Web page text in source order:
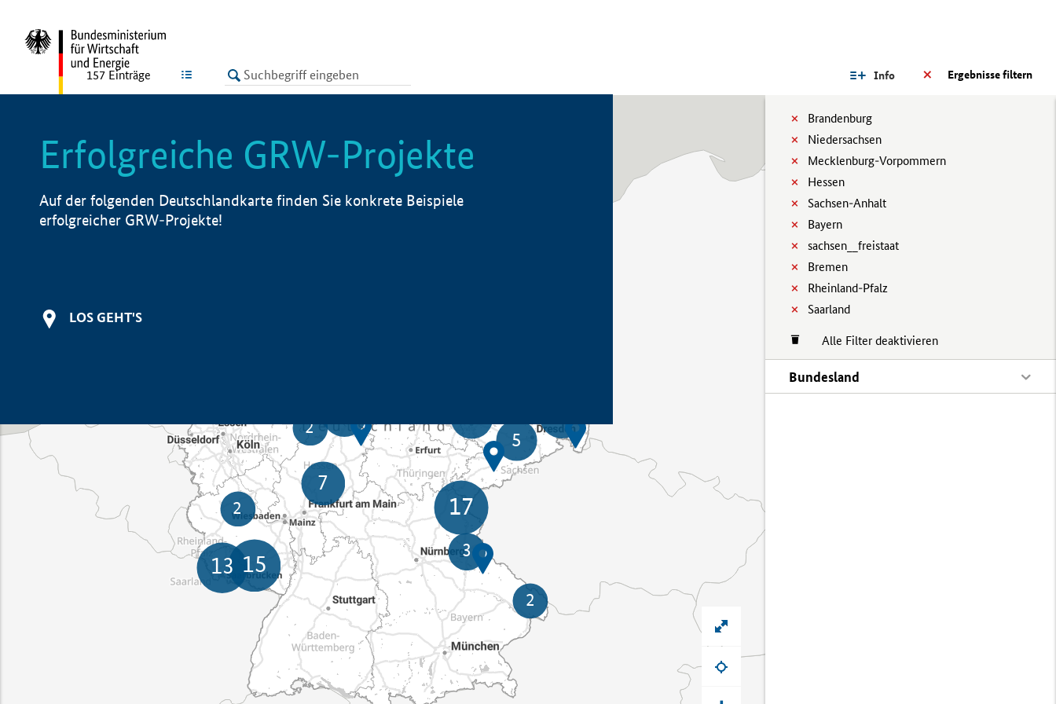
LISTE Ergebnisse filtern
Info
Brandenburg
Niedersachsen
Mecklenburg-Vorpommern
Hessen
Sachsen-Anhalt
Bayern
sachsen__freistaat
Bremen
Rheinland-Pfalz
Saarland
Alle Filter deaktivieren
Bundesland
157 Einträge
Erfolgreiche GRW-Projekte
Auf der folgenden Deutschlandkarte finden Sie konkrete Beispiele
erfolgreicher GRW-Projekte!
LOS GEHT'S